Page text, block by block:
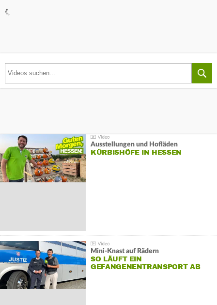
Ausstellungen und Hofläden
KÜRBISHÖFE IN HESSEN
Mini-Knast auf Rädern
SO LÄUFT EIN
GEFANGENENTRANSPORT AB